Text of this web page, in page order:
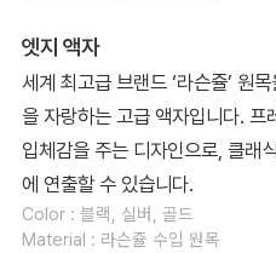
엣지 액자
세계 최고급 브랜드 ‘라슨쥴’ 원
을 자랑하는 고급 액자입니다. 프
입체감을 주는 디자인으로, 클래
에 연출할 수 있습니다.
Color : 블랙, 실버, 골드
Material : 라슨쥴 수입 원목